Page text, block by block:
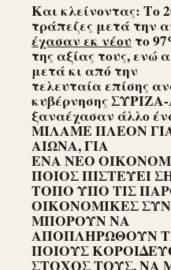
Και κλείνοντας: Το
τράπεζες μετά την
έχασαν εκ νέου το
της αξίας τους, ενώ
μετά κι από την
τελευταία επίσης
κυβέρνησης
ξαναέχασαν άλλο
ΜΙΛΑΜΕ ΠΛΕΟΝ
ΑΙΩΝΑ, ΓΙΑ
ΕΝΑ ΝΕΟ
ΠΟΙΟΣ ΠΙΣΤΕΥΕΙ
ΤΟΠΟ ΥΠΟ ΤΙΣ
ΟΙΚΟΝΟΜΙΚΕΣ
ΜΠΟΡΟΥΝ ΝΑ
ΑΠΟΠΛΗΡΩΘΟΥΝ
ΠΟΙΟΥΣ
ΣΤΟΧΟΣ ΤΟΥΣ, ΝΑ